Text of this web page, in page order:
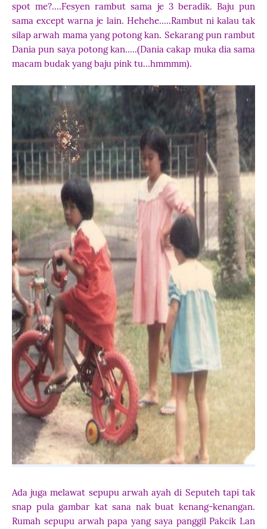
spot me?....Fesyen rambut sama je 3 beradik. Baju pun
sama except warna je lain. Hehehe.....Rambut ni kalau tak
silap arwah mama yang potong kan. Sekarang pun rambut
Dania pun saya potong kan.....(Dania cakap muka dia sama
macam budak yang baju pink tu...hmmmm).
Ada juga melawat sepupu arwah ayah di Seputeh tapi tak
snap pula gambar kat sana nak buat kenang-kenangan.
Rumah sepupu arwah papa yang saya panggil Pakcik Lan